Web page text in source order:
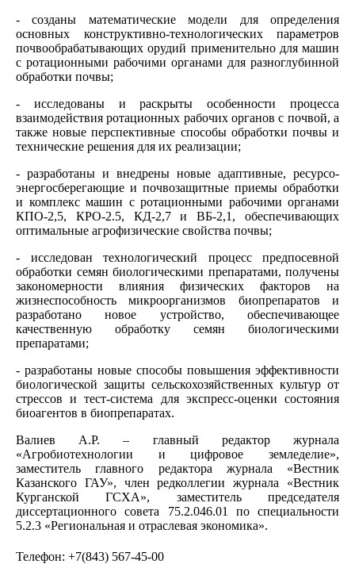
- созданы математические модели для определения
основных конструктивно-технологических параметров
почвообрабатывающих орудий применительно для машин
с ротационными рабочими органами для разноглубинной
обработки почвы;
- исследованы и раскрыты особенности процесса
взаимодействия ротационных рабочих органов с почвой, а
также новые перспективные способы обработки почвы и
технические решения для их реализации;
- разработаны и внедрены новые адаптивные, ресурсо­
энергосберегающие и почвозащитные приемы обработки
и комплекс машин с ротационными рабочими органами
КПО-2,5, КРО-2.5, КД-2,7 и ВБ-2,1, обеспечивающих
оптимальные агрофизические свойства почвы;
- исследован технологический процесс предпосевной
обработки семян биологическими препаратами, получены
закономерности влияния физических факторов на
жизнеспособность микроорганизмов биопрепаратов и
разработано новое устройство, обеспечивающее
качественную обработку семян биологическими
препаратами;
- разработаны новые способы повышения эффективности
биологической защиты сельскохозяйственных культур от
стрессов и тест-система для экспресс-оценки состояния
биоагентов в биопрепаратах.
Валиев А.Р. – главный редактор журнала
«Агробиотехнологии и цифровое земледелие»,
заместитель главного редактора журнала «Вестник
Казанского ГАУ», член редколлегии журнала «Вестник
Курганской ГСХА», заместитель председателя
диссертационного совета 75.2.046.01 по специальности
5.2.3 «Региональная и отраслевая экономика».
Телефон: +7(843) 567-45-00